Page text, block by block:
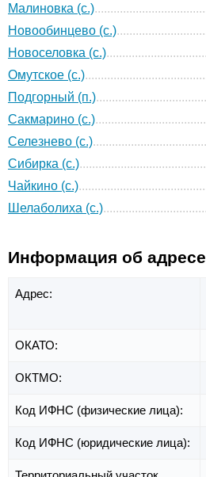
Малиновка (с.)
Новообинцево (с.)
Новоселовка (с.)
Омутское (с.)
Подгорный (п.)
Сакмарино (с.)
Селезнево (с.)
Сибирка (с.)
Чайкино (с.)
Шелаболиха (с.)
Информация об адресе
Адрес:
ОКАТО:
ОКТМО:
Код ИФНС (физические лица):
Код ИФНС (юридические лица):